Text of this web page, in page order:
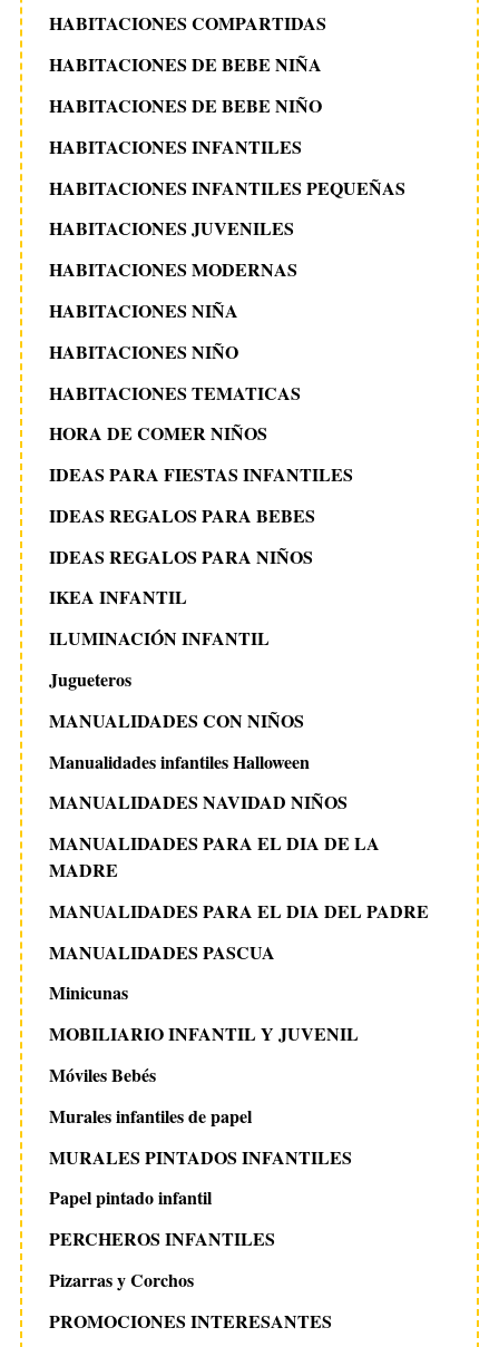
HABITACIONES COMPARTIDAS
HABITACIONES DE BEBE NIÑA
HABITACIONES DE BEBE NIÑO
HABITACIONES INFANTILES
HABITACIONES INFANTILES PEQUEÑAS
HABITACIONES JUVENILES
HABITACIONES MODERNAS
HABITACIONES NIÑA
HABITACIONES NIÑO
HABITACIONES TEMATICAS
HORA DE COMER NIÑOS
IDEAS PARA FIESTAS INFANTILES
IDEAS REGALOS PARA BEBES
IDEAS REGALOS PARA NIÑOS
IKEA INFANTIL
ILUMINACIÓN INFANTIL
Jugueteros
MANUALIDADES CON NIÑOS
Manualidades infantiles Halloween
MANUALIDADES NAVIDAD NIÑOS
MANUALIDADES PARA EL DIA DE LA
MADRE
MANUALIDADES PARA EL DIA DEL PADRE
MANUALIDADES PASCUA
Minicunas
MOBILIARIO INFANTIL Y JUVENIL
Móviles Bebés
Murales infantiles de papel
MURALES PINTADOS INFANTILES
Papel pintado infantil
PERCHEROS INFANTILES
Pizarras y Corchos
PROMOCIONES INTERESANTES